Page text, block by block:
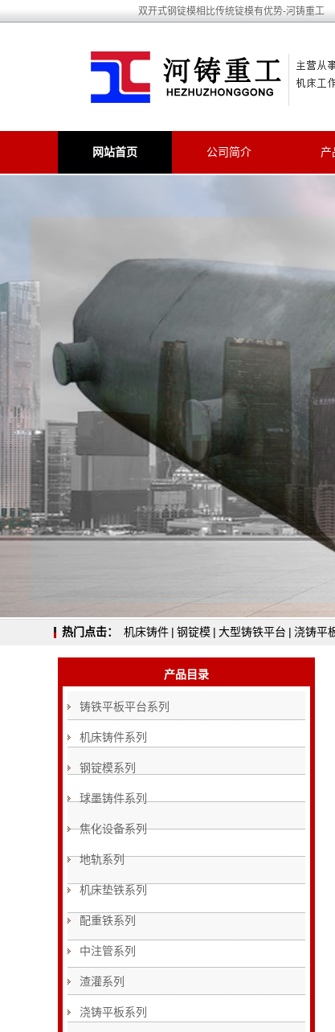
双开式钢锭模相比传统锭模有优势-河铸重工
网站首页 公司简介 产
热门点击： 机床铸件 | 钢锭模 | 大型铸铁平台 | 浇铸平
产品目录
铸铁平板平台系列
机床铸件系列
钢锭模系列
球墨铸件系列
焦化设备系列
地轨系列
机床垫铁系列
配重铁系列
中注管系列
渣灌系列
浇铸平板系列